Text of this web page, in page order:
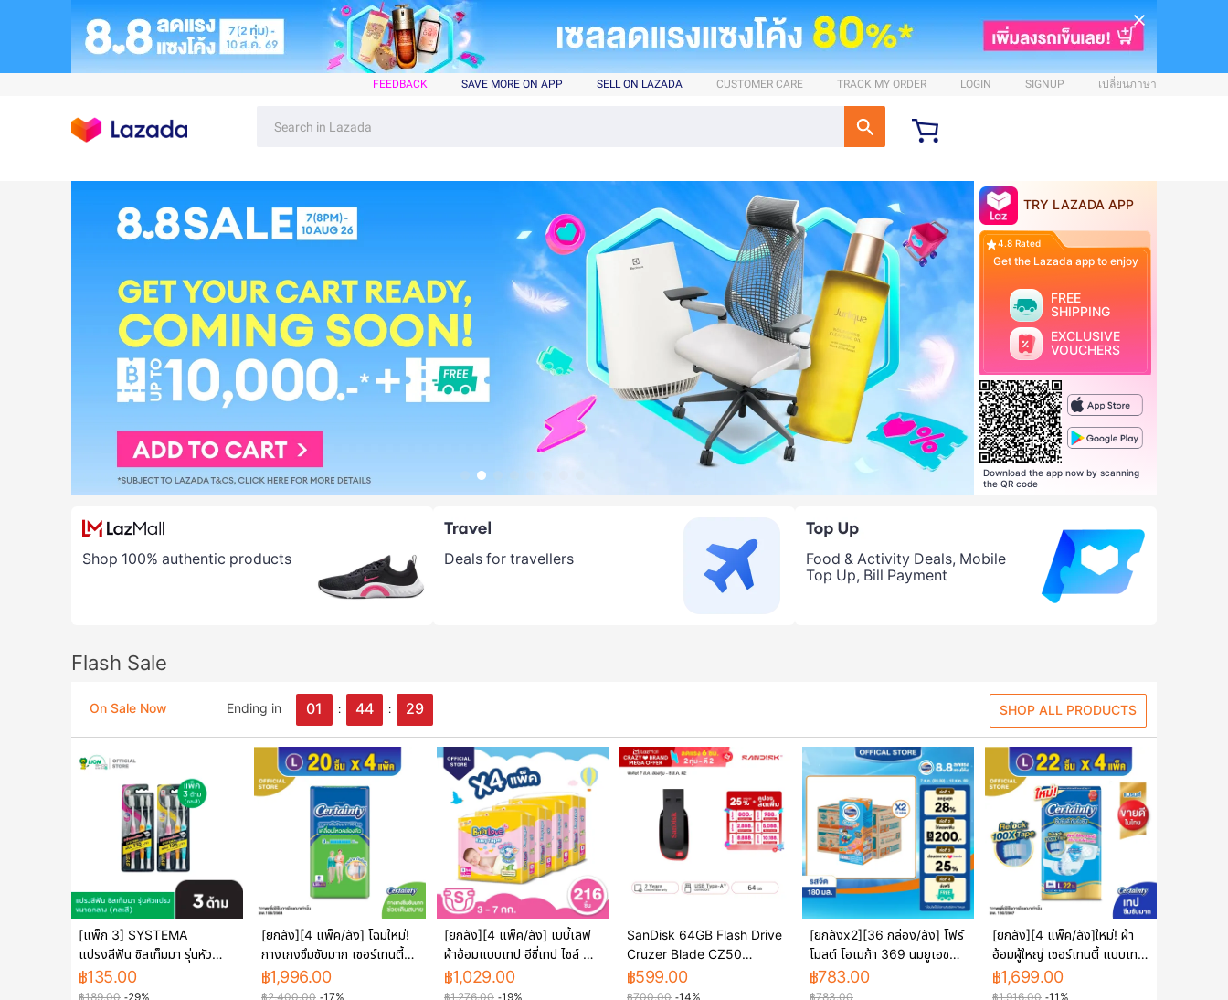
FEEDBACK SAVE MORE ON APP SELL ON LAZADA CUSTOMER CARE TRACK MY ORDER LOGIN SIGNUP เปลี่ยนภาษา
TRY LAZADA APP
4.8 Rated
Get the Lazada app to enjoy
FREE
SHIPPING
EXCLUSIVE
VOUCHERS
Download the app now by scanning
the QR code
Shop 100% authentic products Deals for travellers Food & Activity Deals, Mobile
Top Up, Bill Payment
Flash Sale
On Sale Now Ending in 01 : 44 : 28 SHOP ALL PRODUCTS
[แพ็ก 3] SYSTEMA
แปรงสีฟัน ซิสเท็มมา รุ่นหัว
แปรง ขนาดกลาง
฿135.00
[ยกลัง][4 แพ็ค/ลัง] โฉมใหม่!
กางเกงซึมซับมาก เซอร์เทนตี้
ซุปเปอร์แพ้นส์ ไซส์ L 20 ชิ้น
Certainty Superpants Size
฿1,996.00
[ยกลัง][4 แพ็ค/ลัง] เบบี้เลิฟ
ผ้าอ้อมแบบเทป อีซี่เทป ไซส์ S
54 ชิ้น BabyLove Easy
Tape Diaper Size S 54pcs
฿1,029.00
SanDisk 64GB Flash Drive
Cruzer Blade CZ50
(Black/Red) ( แฟลชไดร์ฟ
usb Flash Drive )
฿599.00
[ยกลังx2][36 กล่อง/ลัง] โฟร์
โมสต์ โอเมก้า 369 นมยูเอชที
รสจืด 180 มล. Foremost
Omega 369 Plain 180ml
฿783.00
[ยกลัง][4 แพ็ค/ลัง]ใหม่! ผ้า
อ้อมผู้ใหญ่ เซอร์เทนตี้ แบบเทป
ล็อคซ้ำได้ 100 ครั้ง ขนาดจัมโบ้
ไซส์ L 22 ชิ้น Certainty Tape
฿1,699.00